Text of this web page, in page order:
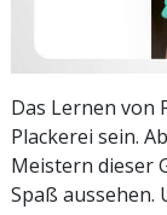
Das Lernen von
Plackerei sein.
Meistern dieser
Spaß aussehen.